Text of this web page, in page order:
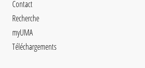
Contact
Recherche
myUMA
Téléchargements